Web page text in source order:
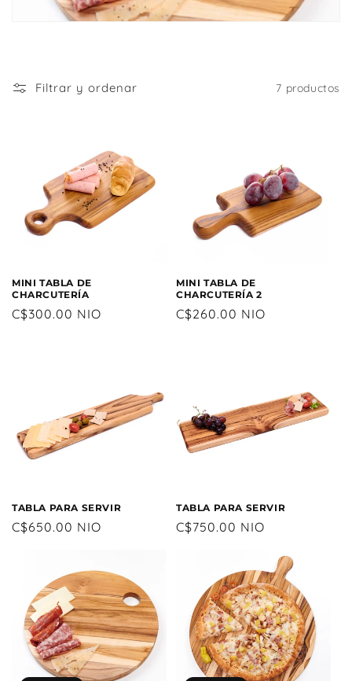
:
Filtrar y ordenar 7 productos
MINI TABLA DE
CHARCUTERÍA
Precio
C$300.00 NIO
MINI TABLA DE
CHARCUTERÍA 2
Precio
C$260.00 NIO
TABLA PARA SERVIR
Precio
C$650.00 NIO
TABLA PARA SERVIR
Precio
C$750.00 NIO